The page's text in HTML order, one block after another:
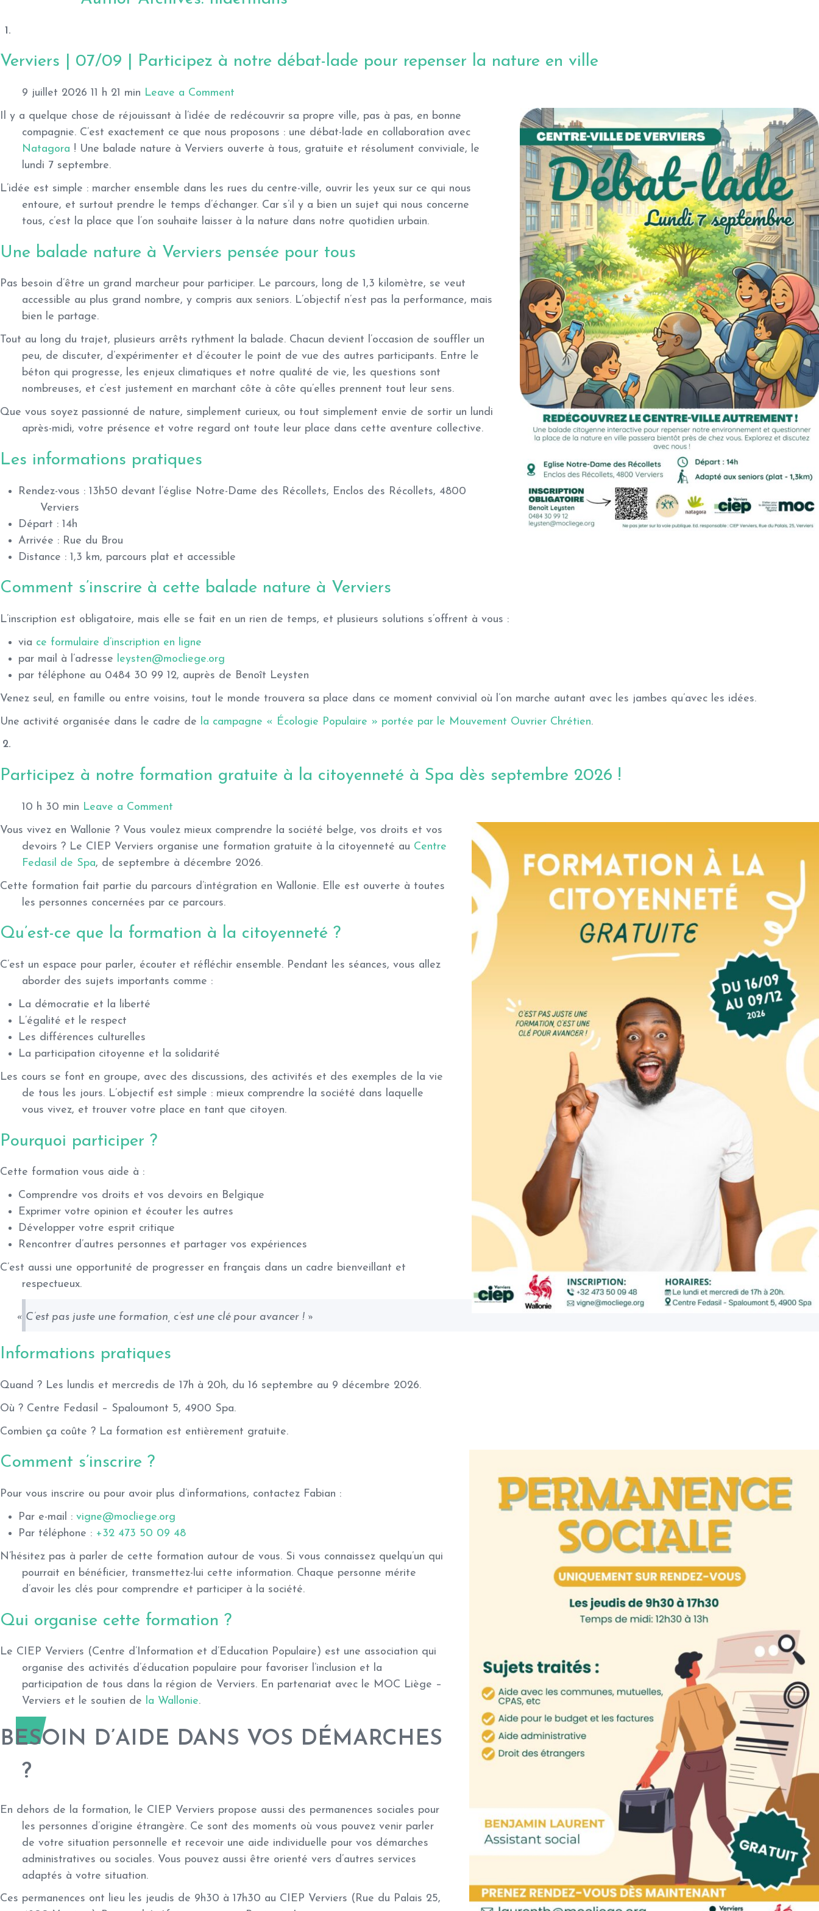
Verviers | 07/09 | Participez à notre débat-lade pour repenser la nature en ville
9 juillet 2026 11 h 21 min Leave a Comment
Il y a quelque chose de réjouissant à l’idée de redécouvrir sa propre ville, pas à pas, en bonne
compagnie. C’est exactement ce que nous proposons : une débat-lade en collaboration avec
Natagora ! Une balade nature à Verviers ouverte à tous, gratuite et résolument conviviale, le
lundi 7 septembre.
L’idée est simple : marcher ensemble dans les rues du centre-ville, ouvrir les yeux sur ce qui nous
entoure, et surtout prendre le temps d’échanger. Car s’il y a bien un sujet qui nous concerne
tous, c’est la place que l’on souhaite laisser à la nature dans notre quotidien urbain.
Une balade nature à Verviers pensée pour tous
Pas besoin d’être un grand marcheur pour participer. Le parcours, long de 1,3 kilomètre, se veut
accessible au plus grand nombre, y compris aux seniors. L’objectif n’est pas la performance, mais
bien le partage.
Tout au long du trajet, plusieurs arrêts rythment la balade. Chacun devient l’occasion de souffler un
peu, de discuter, d’expérimenter et d’écouter le point de vue des autres participants. Entre le
béton qui progresse, les enjeux climatiques et notre qualité de vie, les questions sont
nombreuses, et c’est justement en marchant côte à côte qu’elles prennent tout leur sens.
Que vous soyez passionné de nature, simplement curieux, ou tout simplement envie de sortir un lundi
après-midi, votre présence et votre regard ont toute leur place dans cette aventure collective.
Les informations pratiques
Rendez-vous : 13h50 devant l’église Notre-Dame des Récollets, Enclos des Récollets, 4800
Verviers
Départ : 14h
Arrivée : Rue du Brou
Distance : 1,3 km, parcours plat et accessible
Comment s’inscrire à cette balade nature à Verviers
L’inscription est obligatoire, mais elle se fait en un rien de temps, et plusieurs solutions s’offrent à vous :
via ce formulaire d’inscription en ligne
par mail à l’adresse leysten@mocliege.org
par téléphone au 0484 30 99 12, auprès de Benoît Leysten
Venez seul, en famille ou entre voisins, tout le monde trouvera sa place dans ce moment convivial où l’on marche autant avec les jambes qu’avec les idées.
Une activité organisée dans le cadre de
la campagne « Écologie Populaire » portée par le Mouvement Ouvrier Chrétien.
Participez à notre formation gratuite à la citoyenneté à Spa dès septembre 2026 !
10 h 30 min Leave a Comment
Vous vivez en Wallonie ? Vous voulez mieux comprendre la société belge, vos droits et vos
devoirs ? Le CIEP Verviers organise une formation gratuite à la citoyenneté au Centre
Fedasil de Spa, de septembre à décembre 2026.
Cette formation fait partie du parcours d’intégration en Wallonie. Elle est ouverte à toutes
les personnes concernées par ce parcours.
Qu’est-ce que la formation à la citoyenneté ?
C’est un espace pour parler, écouter et réfléchir ensemble. Pendant les séances, vous allez
aborder des sujets importants comme :
La démocratie et la liberté
L’égalité et le respect
Les différences culturelles
La participation citoyenne et la solidarité
Les cours se font en groupe, avec des discussions, des activités et des exemples de la vie
de tous les jours. L’objectif est simple : mieux comprendre la société dans laquelle
vous vivez, et trouver votre place en tant que citoyen.
Pourquoi participer ?
Cette formation vous aide à :
Comprendre vos droits et vos devoirs en Belgique
Exprimer votre opinion et écouter les autres
Développer votre esprit critique
Rencontrer d’autres personnes et partager vos expériences
C’est aussi une opportunité de progresser en français dans un cadre bienveillant et
respectueux.
« C’est pas juste une formation, c’est une clé pour avancer ! »
Informations pratiques
Quand ? Les lundis et mercredis de 17h à 20h, du 16 septembre au 9 décembre 2026.
Où ? Centre Fedasil – Spaloumont 5, 4900 Spa.
Combien ça coûte ? La formation est entièrement gratuite.
Comment s’inscrire ?
Pour vous inscrire ou pour avoir plus d’informations, contactez Fabian :
Par e-mail : vigne@mocliege.org
Par téléphone : +32 473 50 09 48
N’hésitez pas à parler de cette formation autour de vous. Si vous connaissez quelqu’un qui
pourrait en bénéficier, transmettez-lui cette information. Chaque personne mérite
d’avoir les clés pour comprendre et participer à la société.
Qui organise cette formation ?
Le CIEP Verviers (Centre d’Information et d’Education Populaire) est une association qui
organise des activités d’éducation populaire pour favoriser l’inclusion et la
participation de tous dans la région de Verviers. En partenariat avec le MOC Liège –
Verviers et le soutien de la Wallonie.
BESOIN D’AIDE DANS VOS DÉMARCHES
?
En dehors de la formation, le CIEP Verviers propose aussi des permanences sociales pour
les personnes d’origine étrangère. Ce sont des moments où vous pouvez venir parler
de votre situation personnelle et recevoir une aide individuelle pour vos démarches
administratives ou sociales. Vous pouvez aussi être orienté vers d’autres services
adaptés à votre situation.
Ces permanences ont lieu les jeudis de 9h30 à 17h30 au CIEP Verviers (Rue du Palais 25,